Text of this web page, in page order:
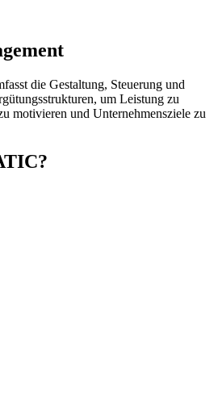
die Gestaltung, Steuerung und
um Leistung zu
motivieren und Unternehmensziele zu